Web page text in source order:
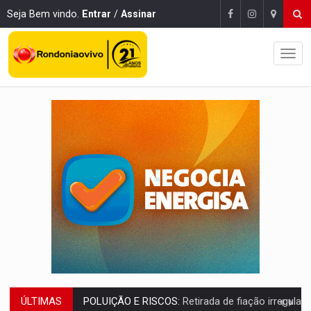
Seja Bem vindo. Entrar / Assinar
ÚLTIMAS VÍDEO:Armado com machado, homem ameaça matar sobrinha grávida e